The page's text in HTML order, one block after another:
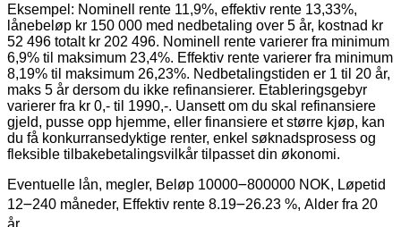
Eksempel: Nominell rente 11,9%, effektiv rente 13,33%,
lånebeløp kr 150 000 med nedbetaling over 5 år, kostnad kr
52 496 totalt kr 202 496. Nominell rente varierer fra minimum
6,9% til maksimum 23,4%. Effektiv rente varierer fra minimum
8,19% til maksimum 26,23%. Nedbetalingstiden er 1 til 20 år,
maks 5 år dersom du ikke refinansierer. Etableringsgebyr
varierer fra kr 0,- til 1990,-. Uansett om du skal refinansiere
gjeld, pusse opp hjemme, eller finansiere et større kjøp, kan
du få konkurransedyktige renter, enkel søknadsprosess og
fleksible tilbakebetalingsvilkår tilpasset din økonomi.
Eventuelle lån, megler, Beløp 10000౼800000 NOK, Løpetid
12౼240 måneder, Effektiv rente 8.19౼26.23 %, Alder fra 20
år.